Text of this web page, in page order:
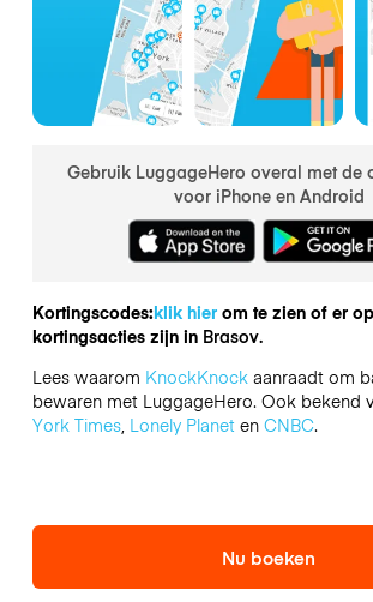
Gebruik LuggageHero overal met de
voor iPhone en Android
Kortingscodes:klik hierom te zien of er
kortingsacties zijn in Brasov.
Lees waarom KnockKnockaanraadt om
bewaren met LuggageHero. Ook bekend
York Times, Lonely Planeten CNBC.
Nu boeken